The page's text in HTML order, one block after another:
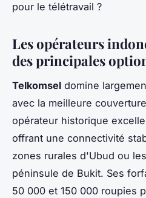
pour le télétravail ?
Les opérateurs
des principales
Telkomsel domine
avec la meilleure
opérateur historique
offrant une connectivité
zones rurales d'Ubud ou
péninsule de Bukit. Ses
50 000 et 150 000 roupies